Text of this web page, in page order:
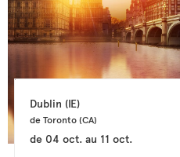
Dublin (IE)
de Toronto (CA)
de 04 oct.au 11 oct.